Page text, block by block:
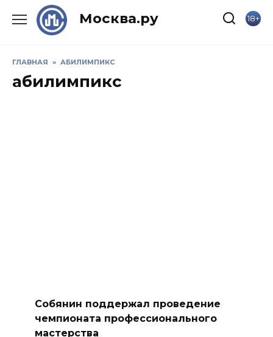
Москва.ру 18+
ГЛАВНАЯ » АБИЛИМПИКС
абилимпикс
Собянин поддержал проведение
чемпионата профессионального
мастерства